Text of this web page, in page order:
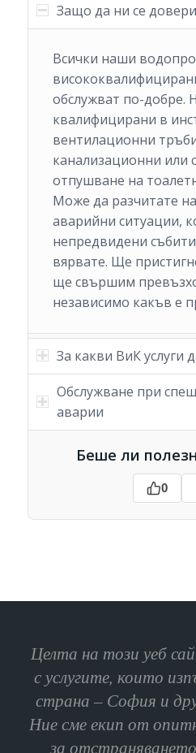
Защо да ни се
Всички наши
обслужват по-добре.
квалифицирани в
вентилационни
канализационни или
отпушване на
Може да разчитате
аварийни ситуации,
непредвидени
вярвате. Ще
ще свършим
независимо какъв е
За какви ВиК услуги
Обслужване при
аварии
Беше ли
0
Целта на този уеб
с услугите, които
страна – София и
Ние сме екип от
за